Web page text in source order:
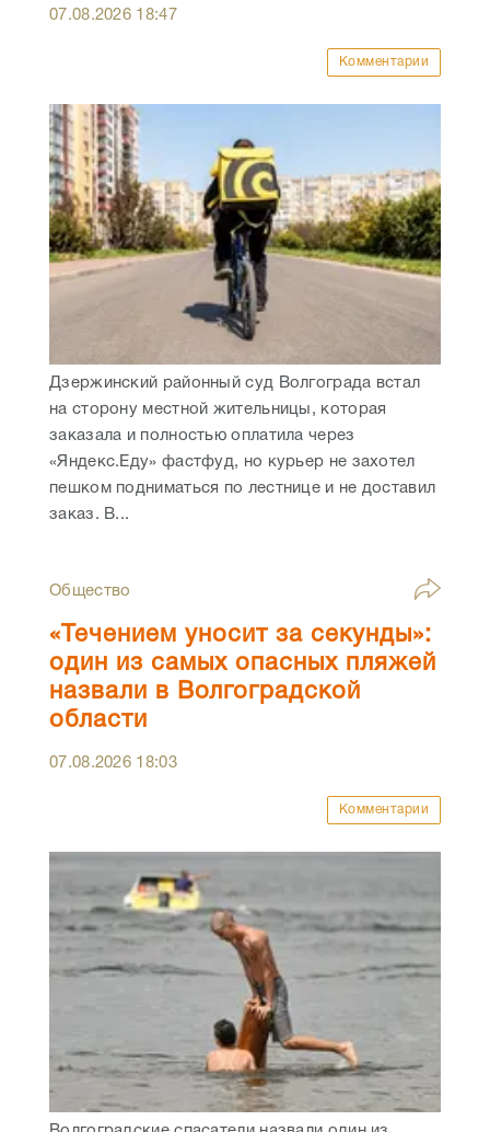
07.08.2026 18:47
Комментарии
Дзержинский районный суд Волгограда встал
на сторону местной жительницы, которая
заказала и полностью оплатила через
«Яндекс.Еду» фастфуд, но курьер не захотел
пешком подниматься по лестнице и не доставил
заказ. В...
Общество
«Течением уносит за секунды»:
один из самых опасных пляжей
назвали в Волгоградской
области
07.08.2026 18:03
Комментарии